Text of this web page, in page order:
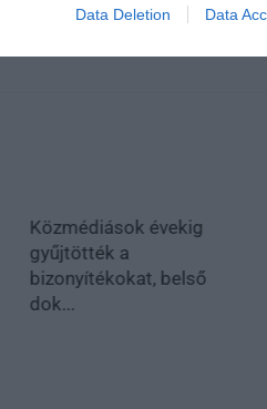
Data Deletion Data
Közmédiások évekig
gyűjtötték a
bizonyítékokat, belső
dok...